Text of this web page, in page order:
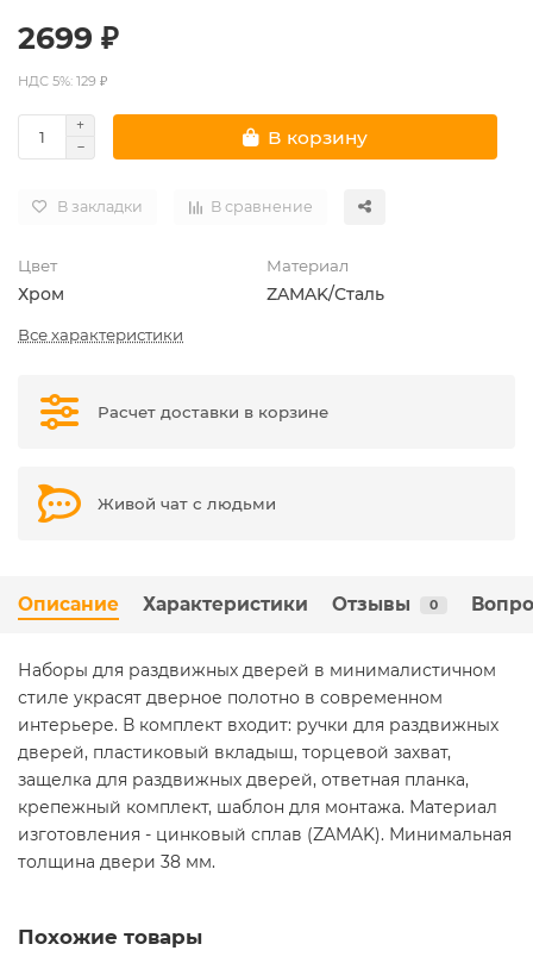
2699 ₽
НДС 5%: 129 ₽
В корзину
В закладки В сравнение
Цвет
Хром
Материал
ZAMAK/Сталь
Все характеристики
Расчет доставки в корзине
Живой чат с людьми
Описание Характеристики Отзывы 0
Наборы для раздвижных дверей в минималистичном
стиле украсят дверное полотно в современном
интерьере. В комплект входит: ручки для раздвижных
дверей, пластиковый вкладыш, торцевой захват,
защелка для раздвижных дверей, ответная планка,
крепежный комплект, шаблон для монтажа. Материал
изготовления - цинковый сплав (ZAMAK). Минимальная
толщина двери 38 мм.
Похожие товары